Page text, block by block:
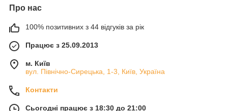
Про нас
100% позитивних з 44 відгуків за рік
Працює з 25.09.2013
м. Київ
вул. Північно-Сирецька, 1-3, Київ, Україна
Контакти
Сьогодні працює з 18:30 до 21:00